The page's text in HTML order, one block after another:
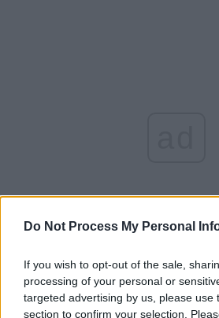
Do Not Process My Personal
If you wish to opt-out of the sale,
processing of your personal or
targeted advertising by us, please use
section to confirm your selection.
*La nunta